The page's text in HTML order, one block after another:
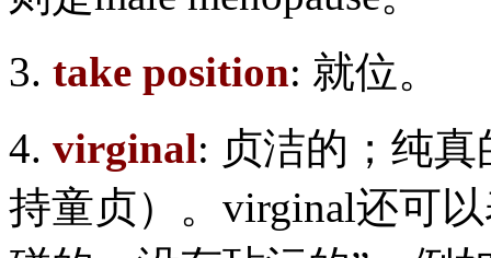
3. take position: 就位。
4. virginal: 贞洁的；纯真
持童贞）。virginal还可